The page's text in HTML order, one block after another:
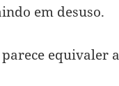
em desuso.
equivaler